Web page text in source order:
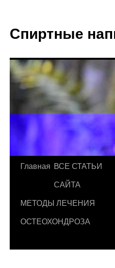
Спиртные
Главная ВСЕ СТАТЬИ
САЙТА
МЕТОДЫ ЛЕЧЕНИЯ
ОСТЕОХОНДРОЗА